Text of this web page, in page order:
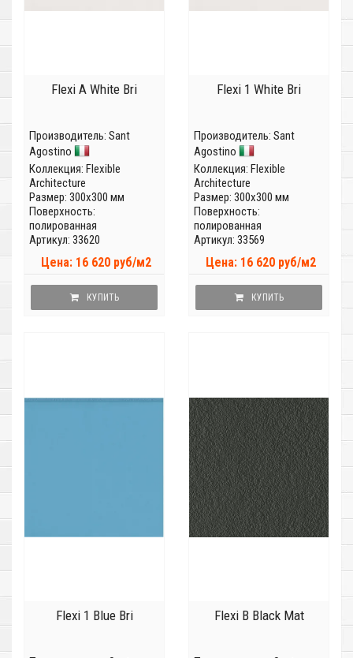
Flexi A White Bri
Производитель: Sant
Agostino
Коллекция: Flexible
Architecture
Размер: 300x300 мм
Поверхность:
полированная
Артикул: 33620
Цена: 16 620 руб/м2
КУПИТЬ
Flexi 1 White Bri
Производитель: Sant
Agostino
Коллекция: Flexible
Architecture
Размер: 300x300 мм
Поверхность:
полированная
Артикул: 33569
Цена: 16 620 руб/м2
КУПИТЬ
Flexi 1 Blue Bri Flexi B Black Mat